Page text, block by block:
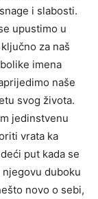
i slabosti.
upustimo u
za naš
imena
naše
svog života.
jedinstvenu
vrata ka
put kada se
duboku
novo o sebi,